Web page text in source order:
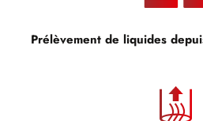
Prélèvement de liquides